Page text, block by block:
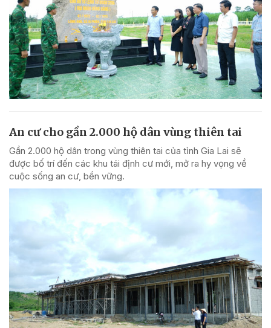
An cư cho gần 2.000 hộ dân vùng thiên tai
Gần 2.000 hộ dân trong vùng thiên tai của tỉnh Gia Lai sẽ
được bố trí đến các khu tái định cư mới, mở ra hy vọng về
cuộc sống an cư, bền vững.